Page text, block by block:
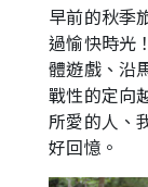
培
育
學
生
成
就
早前的秋季
過愉快時光
體遊戲、沿
戰性的定向
所愛的人、
好回憶。